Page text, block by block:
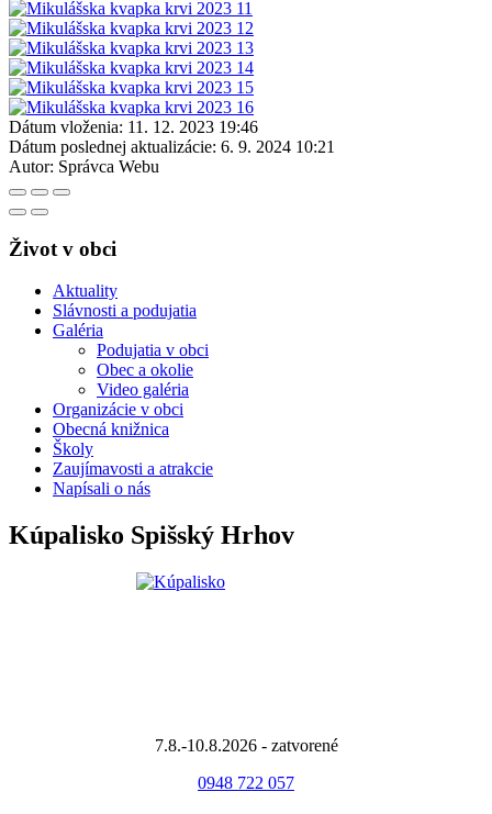
Dátum vloženia: 11. 12. 2023 19:46
Dátum poslednej aktualizácie: 6. 9. 2024 10:21
Autor: Správca Webu
Život v obci
Aktuality
Slávnosti a podujatia
Galéria
Podujatia v obci
Obec a okolie
Video galéria
Organizácie v obci
Obecná knižnica
Školy
Zaujímavosti a atrakcie
Napísali o nás
Kúpalisko Spišský Hrhov
7.8.-10.8.2026 - zatvorené
0948 722 057